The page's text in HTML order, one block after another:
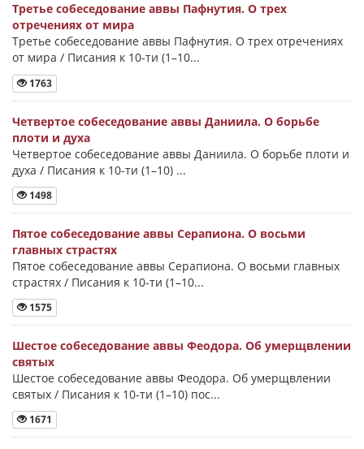
Третье собеседование аввы Пафнутия. О трех
отречениях от мира
Третье собеседование аввы Пафнутия. О трех отречениях
от мира / Писания к 10-ти (1–10...
1763
Четвертое собеседование аввы Даниила. О борьбе
плоти и духа
Четвертое собеседование аввы Даниила. О борьбе плоти и
духа / Писания к 10-ти (1–10) ...
1498
Пятое собеседование аввы Серапиона. О восьми
главных страстях
Пятое собеседование аввы Серапиона. О восьми главных
страстях / Писания к 10-ти (1–10...
1575
Шестое собеседование аввы Феодора. Об умерщвлении
святых
Шестое собеседование аввы Феодора. Об умерщвлении
святых / Писания к 10-ти (1–10) пос...
1671